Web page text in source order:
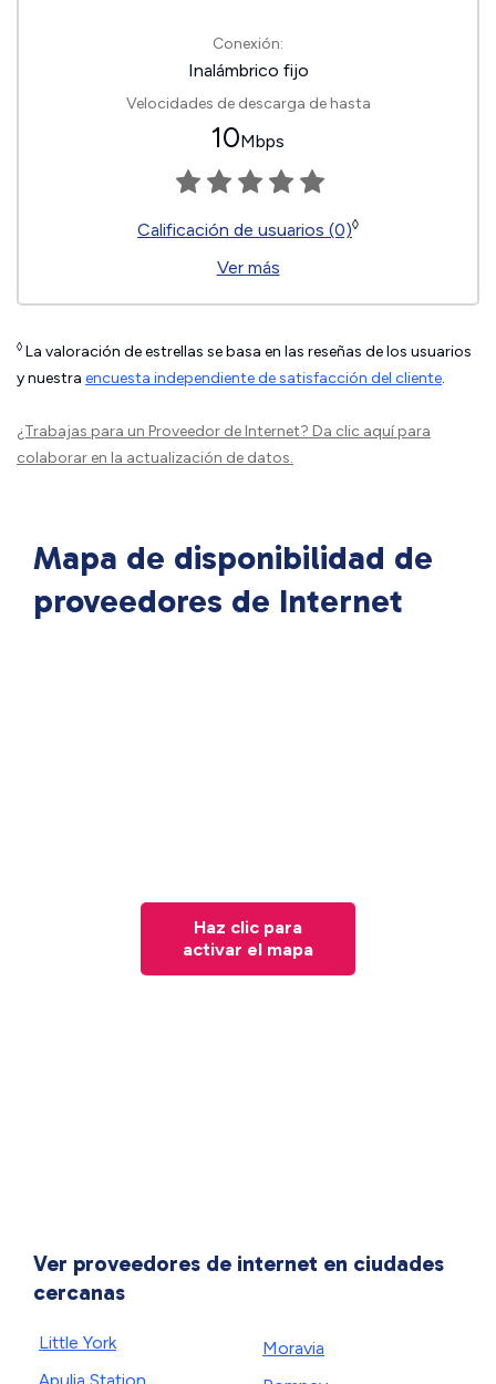
Conexión:
Inalámbrico fijo
Velocidades de descarga de hasta
10Mbps
Calificación de usuarios (0)◊
Ver más
◊ La valoración de estrellas se basa en las reseñas de los usuarios
y nuestra encuesta independiente de satisfacción del cliente.
¿Trabajas para un Proveedor de Internet? Da clic aquípara
colaborar en la actualización de datos.
Mapa de disponibilidad de
proveedores de Internet
Haz clic para
activar el mapa
Ver proveedores de internet en ciudades
cercanas
Little York
Moravia